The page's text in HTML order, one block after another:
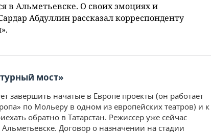
в Альметьевске. О своих эмоциях и
Абдуллин рассказал корреспонденту
мост»
завершить начатые в Европе проекты (он работает
по Мольеру в одном из европейских театров) и к
обратно в Татарстан. Режиссер уже сейчас
Договор о назначении на стадии